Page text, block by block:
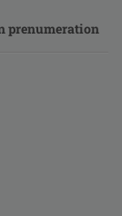
prenumeration